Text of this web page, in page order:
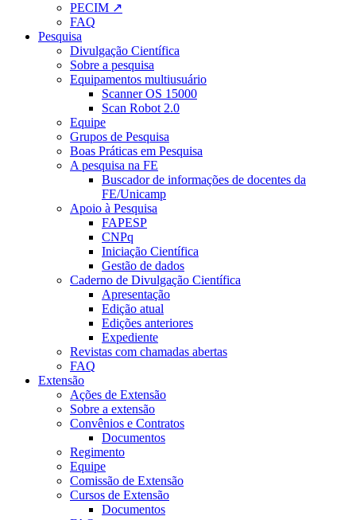
PECIM ↗
FAQ
Pesquisa
Divulgação Científica
Sobre a pesquisa
Equipamentos multiusuário
Scanner OS 15000
Scan Robot 2.0
Equipe
Grupos de Pesquisa
Boas Práticas em Pesquisa
A pesquisa na FE
Buscador de informações de docentes da
FE/Unicamp
Apoio à Pesquisa
FAPESP
CNPq
Iniciação Científica
Gestão de dados
Caderno de Divulgação Científica
Apresentação
Edição atual
Edições anteriores
Expediente
Revistas com chamadas abertas
FAQ
Extensão
Ações de Extensão
Sobre a extensão
Convênios e Contratos
Documentos
Regimento
Equipe
Comissão de Extensão
Cursos de Extensão
Documentos